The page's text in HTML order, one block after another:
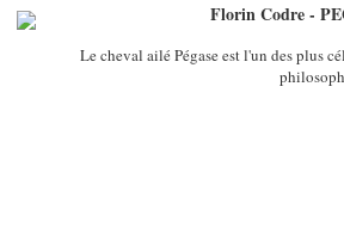
Florin Codre -
Le cheval ailé Pégase est l'un des plus